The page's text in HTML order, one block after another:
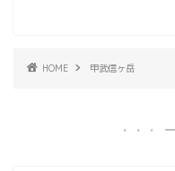
HOME 甲武信ヶ岳